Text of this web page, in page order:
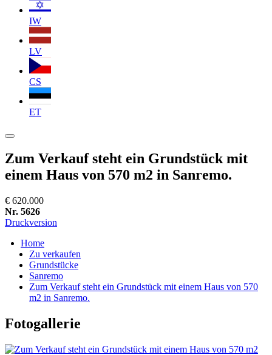
IW
LV
CS
ET
Zum Verkauf steht ein Grundstück mit
einem Haus von 570 m2 in Sanremo.
€ 620.000
Nr. 5626
Druckversion
Home
Zu verkaufen
Grundstücke
Sanremo
Zum Verkauf steht ein Grundstück mit einem Haus von 570
m2 in Sanremo.
Fotogallerie